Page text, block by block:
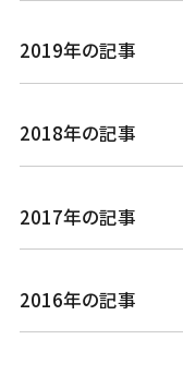
2019年の記事
2018年の記事
2017年の記事
2016年の記事